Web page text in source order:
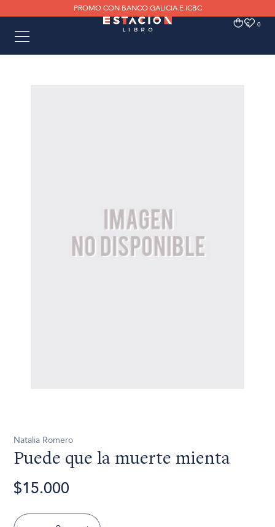
PROMO CON BANCO GALICIA E ICBC
0 0
Natalia Romero
Puede que la muerte mienta
$15.000